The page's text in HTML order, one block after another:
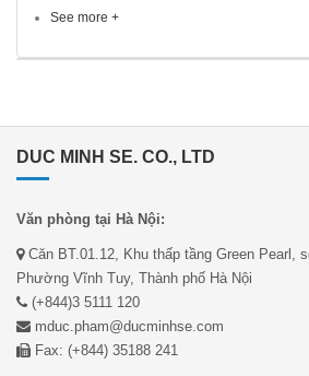
See more +
DUC MINH SE. CO., LTD
Văn phòng tại Hà Nội:
Căn BT.01.12, Khu thấp tầng Green Pearl,
Phường Vĩnh Tuy, Thành phố Hà Nội
(+844)3 5111 120
mduc.pham@ducminhse.com
Fax: (+844) 35188 241